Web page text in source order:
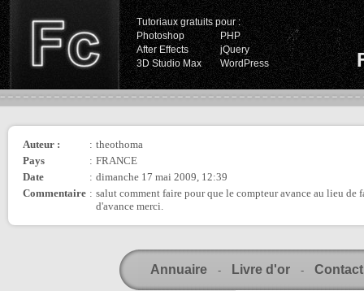
Tutoriaux gratuits pour :
Photoshop
PHP
After Effects
jQuery
3D Studio Max
WordPress
Auteur : : theothoma
Pays
: FRANCE
Date
: dimanche 17 mai 2009, 12:39
Commentaire : salut comment faire pour que le compteur avance au lieu de
d'avance merci.
Annuaire - Livre d'or - Contact